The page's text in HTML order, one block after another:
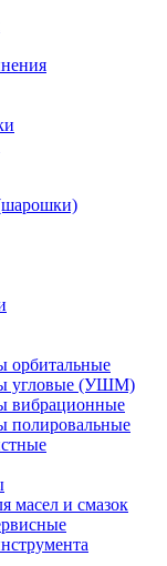
орбитальные
угловые (УШМ)
вибрационные
полировальные
масел и смазок